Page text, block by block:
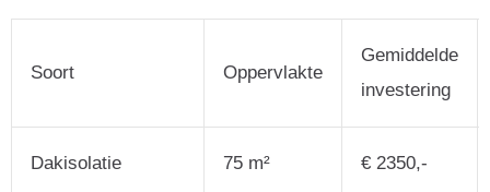
Soort Oppervlakte
Gemiddelde
investering
Dakisolatie 75 m² € 2350,-